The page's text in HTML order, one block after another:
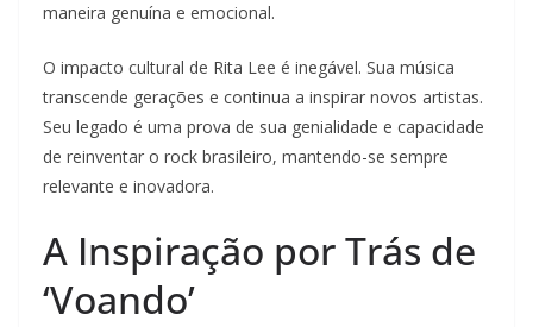
maneira genuína e emocional.
O impacto cultural de Rita Lee é inegável. Sua música
transcende gerações e continua a inspirar novos artistas.
Seu legado é uma prova de sua genialidade e capacidade
de reinventar o rock brasileiro, mantendo-se sempre
relevante e inovadora.
A Inspiração por Trás de
‘Voando’